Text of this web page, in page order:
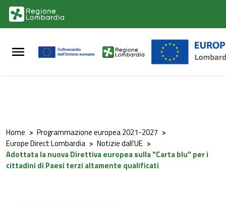
Vai al contenuto principale
Vai al footer
Home > Programmazione europea 2021-2027 >
Europe Direct Lombardia > Notizie dall'UE >
Adottata la nuova Direttiva europea sulla "Carta blu" per i
cittadini di Paesi terzi altamente qualificati